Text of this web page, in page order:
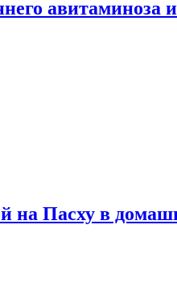
авитаминоза
на Пасху в